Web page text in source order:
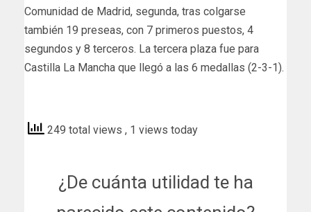
Comunidad de Madrid, segunda, tras colgarse
también 19 preseas, con 7 primeros puestos, 4
segundos y 8 terceros. La tercera plaza fue para
Castilla La Mancha que llegó a las 6 medallas (2-3-1).
249 total views , 1 views today
¿De cuánta utilidad te ha